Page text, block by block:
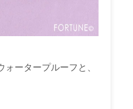
ータープルーフと、